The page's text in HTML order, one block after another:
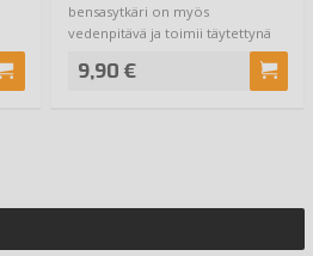
bensasytkäri on myös
vedenpitävä ja toimii täytettynä
9,90 €